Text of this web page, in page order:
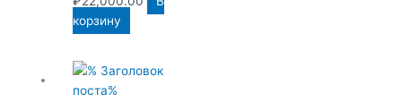
корзину